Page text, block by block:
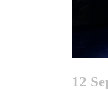
12